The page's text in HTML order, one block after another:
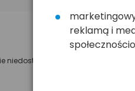
niedostępny
Powiadom
reklamą i